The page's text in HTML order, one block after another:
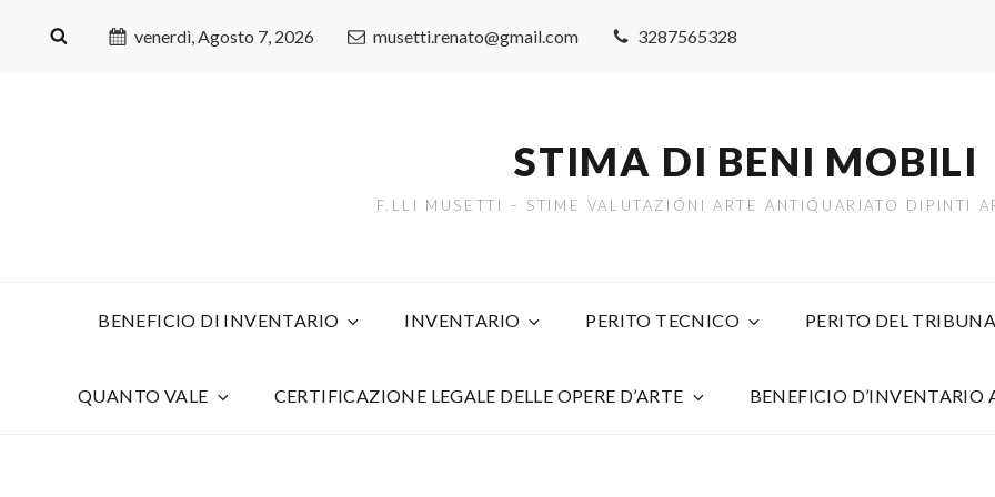
venerdì, Agosto 7, 2026 musetti.renato@gmail.com 3287565328
STIMA DI BENI MOBILI
F.LLI MUSETTI – STIME VALUTAZIONI ARTE ANTIQUARIATO DIPINTI
BENEFICIO DI INVENTARIO INVENTARIO PERITO TECNICO PERITO DEL
QUANTO VALE CERTIFICAZIONE LEGALE DELLE OPERE D’ARTE BENEFICIO D’INVENTARIO